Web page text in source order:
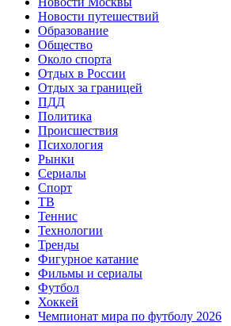
Новости путешествий
Образование
Общество
Около спорта
Отдых в России
Отдых за границей
ПДД
Политика
Происшествия
Психология
Рынки
Сериалы
Спорт
ТВ
Теннис
Технологии
Тренды
Фигурное катание
Фильмы и сериалы
Футбол
Хоккей
Чемпионат мира по футболу 2026